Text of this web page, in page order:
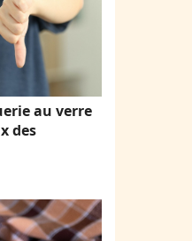
au verre
des